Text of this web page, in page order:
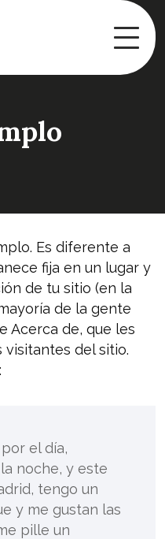
Es diferente a
fija en un lugar y
de tu sitio (en la
de la gente
Acerca de, que les
del sitio.
el día,
noche, y este
tengo un
y me gustan las
pille un